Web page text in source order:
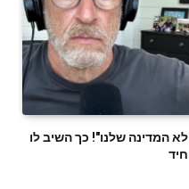
המדינה שלנו"! כך השיב לו